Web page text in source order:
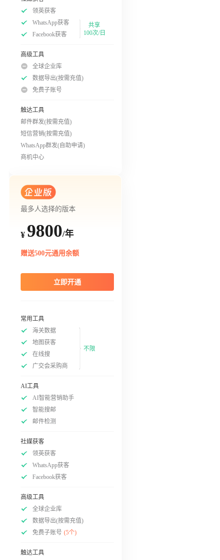
领英获客
WhatsApp获客
Facebook获客
共享
100次/日
高级工具
全球企业库
数据导出(按需充值)
免费子账号
触达工具
邮件群发(按需充值)
短信营销(按需充值)
WhatsApp群发(自助申请)
商机中心
最多人选择的版本
¥ 9800/年
赠送500元通用余额
立即开通
常用工具
海关数据
地图获客
在线搜
广交会采购商
不限
AI工具
AI智能营销助手
智能搜邮
邮件检测
社媒获客
领英获客
WhatsApp获客
Facebook获客
高级工具
全球企业库
数据导出(按需充值)
免费子账号 (5个)
触达工具